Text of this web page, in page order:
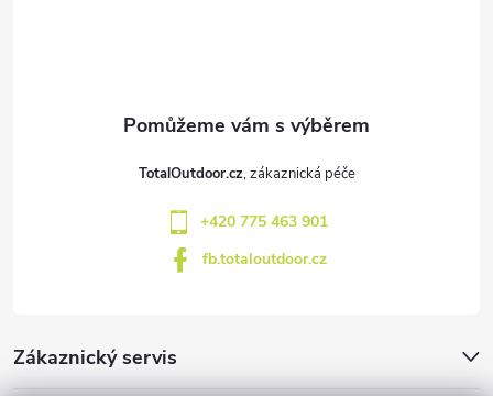
Zákaznický servis
TotalOutdoor.cz
+420 775 463 901
fb.totaloutdoor.cz